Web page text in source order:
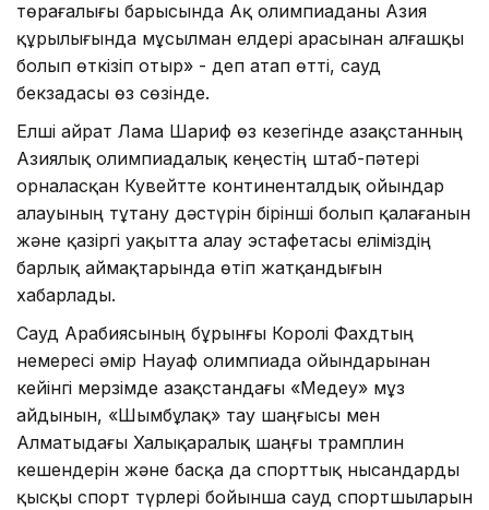
төрағалығы барысында Ақ олимпиаданы Азия
құрылығында мұсылман елдері арасынан алғашқы
болып өткізіп отыр» - деп атап өтті, сауд
бекзадасы өз сөзінде.
Елші Қайрат Лама Шариф өз кезегінде Қазақстанның
Азиялық олимпиадалық кеңестің штаб-пәтері
орналасқан Кувейтте континенталдық ойындар
алауының тұтану дәстүрін бірінші болып қалағанын
және қазіргі уақытта алау эстафетасы еліміздің
барлық аймақтарында өтіп жатқандығын
хабарлады.
Сауд Арабиясының бұрынғы Королі Фахдтың
немересі әмір Науаф олимпиада ойындарынан
кейінгі мерзімде Қазақстандағы «Медеу» мұз
айдынын, «Шымбұлақ» тау шаңғысы мен
Алматыдағы Халықаралық шаңғы трамплин
кешендерін және басқа да спорттық нысандарды
қысқы спорт түрлері бойынша сауд спортшыларын